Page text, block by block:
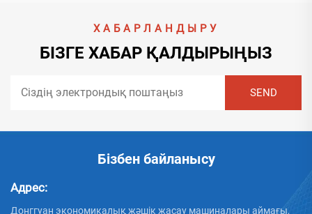
ХАБАРЛАНДЫРУ
БІЗГЕ ХАБАР ҚАЛДЫРЫҢЫЗ
Бізбен байланысу
Адрес:
Донггуан экономикалық жәшік жасау машиналары аймағы,